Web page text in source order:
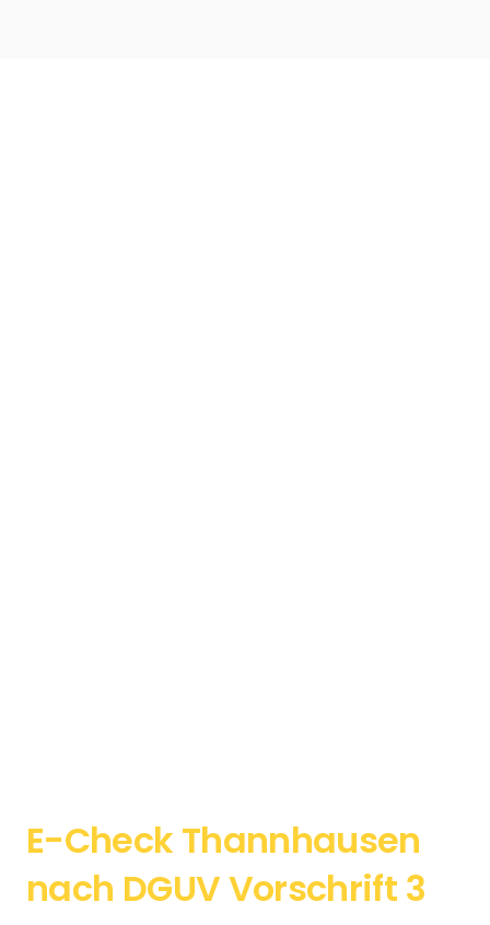
E-Check Thannhausen
nach DGUV Vorschrift 3